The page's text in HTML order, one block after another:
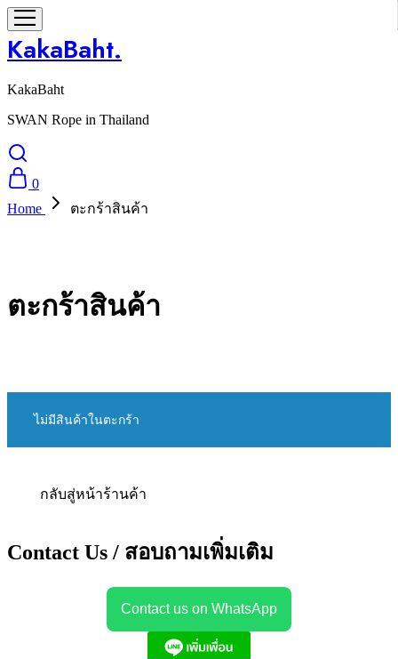
KakaBaht.
KakaBaht
SWAN Rope in Thailand
0
Home
ตะกร้าสินค้า
ตะกร้าสินค้า
ไม่มีสินค้าในตะกร้า
กลับสู่หน้าร้านค้า
Contact Us / สอบถามเพิ่มเติม
Contact us on WhatsApp